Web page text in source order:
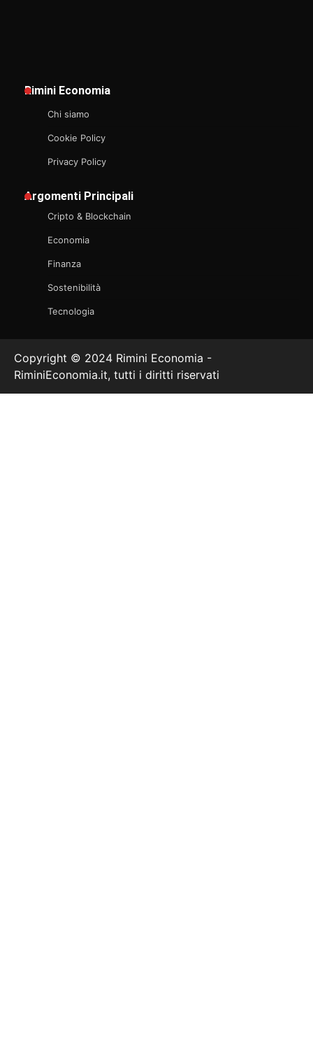
Rimini Economia
Chi siamo
Cookie Policy
Privacy Policy
Argomenti Principali
Cripto & Blockchain
Economia
Finanza
Sostenibilità
Tecnologia
Copyright © 2024 Rimini Economia -
RiminiEconomia.it, tutti i diritti riservati